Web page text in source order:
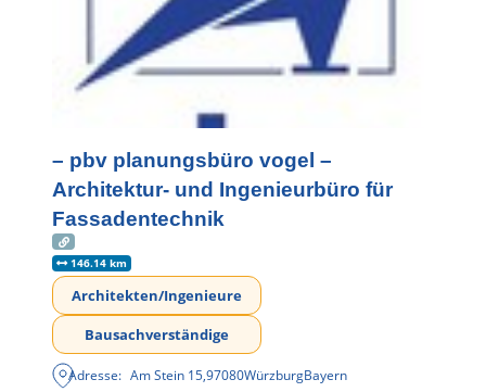
– pbv planungsbüro vogel –
Architektur- und Ingenieurbüro für
Fassadentechnik
146.14 km
Architekten/Ingenieure
Bausachverständige
Adresse: Am Stein 15,97080WürzburgBayern